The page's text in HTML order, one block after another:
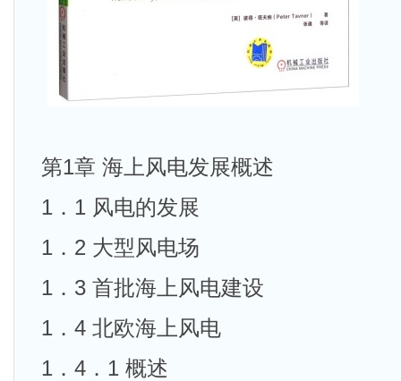
第1章 海上风电发展概述
1．1 风电的发展
1．2 大型风电场
1．3 首批海上风电建设
1．4 北欧海上风电
1．4．1 概述